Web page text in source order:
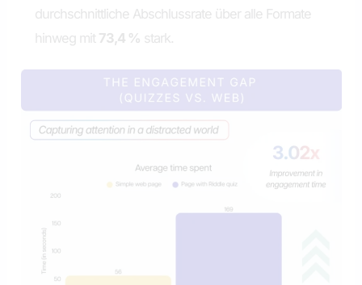
durchschnittliche Abschlussrate über alle Formate
hinweg mit 73,4 % stark.